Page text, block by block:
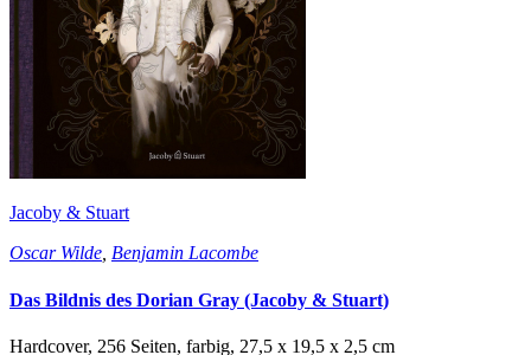
Jacoby & Stuart
Oscar Wilde, Benjamin Lacombe
Das Bildnis des Dorian Gray (Jacoby & Stuart)
Hardcover, 256 Seiten, farbig, 27,5 x 19,5 x 2,5 cm